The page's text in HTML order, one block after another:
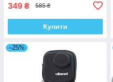
349 ₴ 585 ₴
Купити
–25%